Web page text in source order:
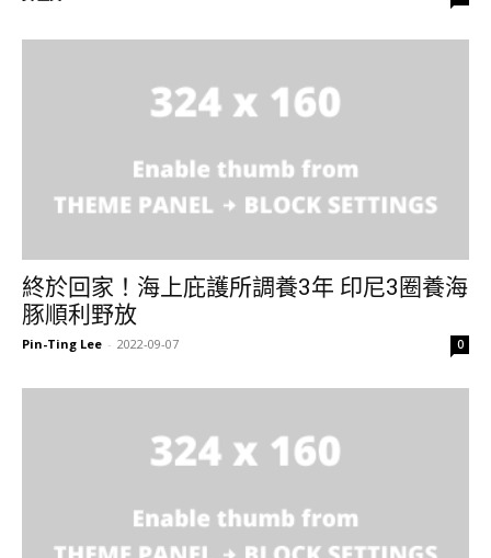
終於回家！海上庇護所調養3年 印尼3圈養海
豚順利野放
Pin-Ting Lee - 2022-09-07 0